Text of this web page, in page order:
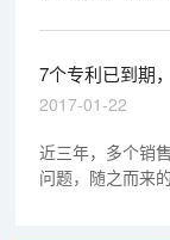
药的市场前景非
年，欧洲和美国
达1100亿美元。
7个专利已到期
来？
2017-01-22
近三年，多个销
问题，随之而来